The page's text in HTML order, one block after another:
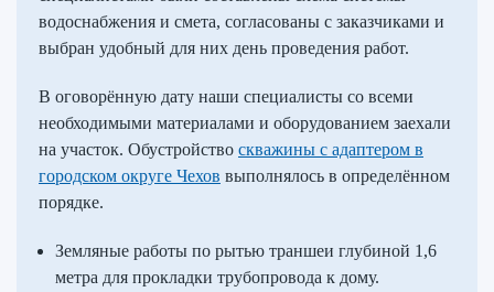
водоснабжения и смета, согласованы с заказчиками и
выбран удобный для них день проведения работ.
В оговорённую дату наши специалисты со всеми
необходимыми материалами и оборудованием заехали
на участок. Обустройство скважины с адаптером в
городском округе Чехов выполнялось в определённом
порядке.
Земляные работы по рытью траншеи глубиной 1,6
метра для прокладки трубопровода к дому.